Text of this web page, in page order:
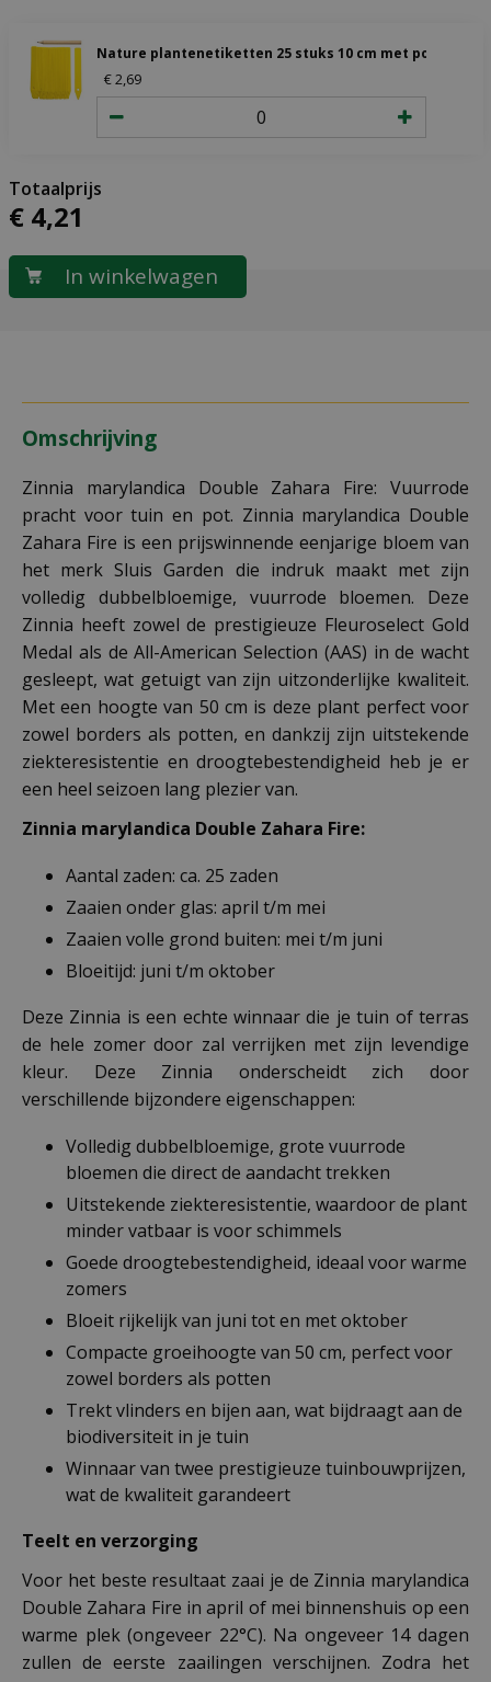
Nature plantenetiketten 25 stuks 10 cm met potlood
€ 2 69
€ 4,21
Omschrijving
Zinnia marylandica Double Zahara Fire: Vuurrode
pracht voor tuin en pot. Zinnia marylandica Double
Zahara Fire is een prijswinnende eenjarige bloem van
het merk Sluis Garden die indruk maakt met zijn
volledig dubbelbloemige, vuurrode bloemen. Deze
Zinnia heeft zowel de prestigieuze Fleuroselect Gold
Medal als de All-American Selection (AAS) in de wacht
gesleept, wat getuigt van zijn uitzonderlijke kwaliteit.
Met een hoogte van 50 cm is deze plant perfect voor
zowel borders als potten, en dankzij zijn uitstekende
ziekteresistentie en droogtebestendigheid heb je er
een heel seizoen lang plezier van.
Zinnia marylandica Double Zahara Fire:
Aantal zaden: ca. 25 zaden
Zaaien onder glas: april t/m mei
Zaaien volle grond buiten: mei t/m juni
Bloeitijd: juni t/m oktober
Deze Zinnia is een echte winnaar die je tuin of terras
de hele zomer door zal verrijken met zijn levendige
kleur. Deze Zinnia onderscheidt zich door
verschillende bijzondere eigenschappen:
Volledig dubbelbloemige, grote vuurrode
bloemen die direct de aandacht trekken
Uitstekende ziekteresistentie, waardoor de plant
minder vatbaar is voor schimmels
Goede droogtebestendigheid, ideaal voor warme
zomers
Bloeit rijkelijk van juni tot en met oktober
Compacte groeihoogte van 50 cm, perfect voor
zowel borders als potten
Trekt vlinders en bijen aan, wat bijdraagt aan de
biodiversiteit in je tuin
Winnaar van twee prestigieuze tuinbouwprijzen,
wat de kwaliteit garandeert
Teelt en verzorging
Voor het beste resultaat zaai je de Zinnia marylandica
Double Zahara Fire in april of mei binnenshuis op een
warme plek (ongeveer 22°C). Na ongeveer 14 dagen
zullen de eerste zaailingen verschijnen. Zodra het